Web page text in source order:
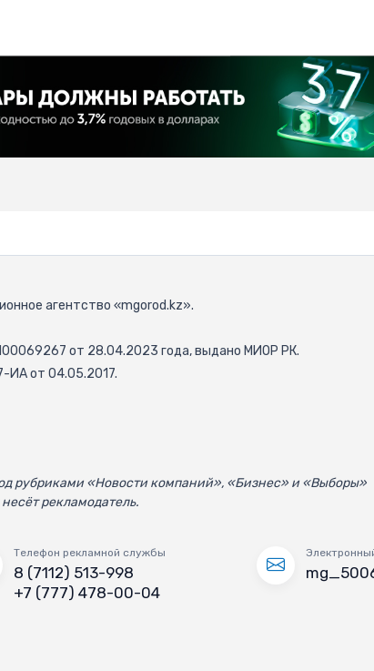
агентство «mgorod.kz».
от 28.04.2023 года, выдано МИОР РК.
ИА от 04.05.2017.
рубриками «Новости компаний», «Бизнес» и «Выборы»
рекламодатель.
Телефон рекламной службы
8 (7112) 513-998
+7 (777) 478-00-04